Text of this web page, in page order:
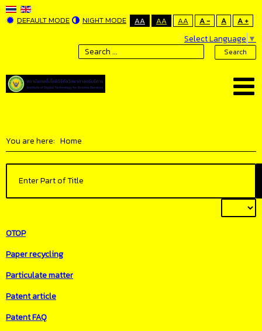
DEFAULT MODE NIGHT MODE AA AA AA A - A A +
Select Language ▼
Search
You are here: Home
OTOP
Paper recycling
Particulate matter
Patent article
Patent FAQ